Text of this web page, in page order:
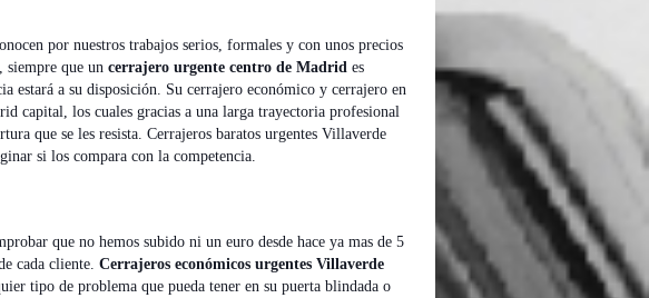
por nuestros trabajos serios, formales y con unos precios
siempre que uncerrajero urgente centro de Madrid es
estará a su disposición. Su cerrajero económico y cerrajero en
capital, los cuales gracias a una larga trayectoria profesional
que se les resista. Cerrajeros baratos urgentes Villaverde
si los compara con la competencia.
que no hemos subido ni un euro desde hace ya mas de 5
cada cliente.Cerrajeros económicos urgentes Villaverde
tipo de problema que pueda tener en su puerta blindada o